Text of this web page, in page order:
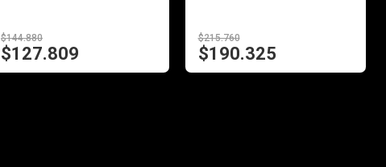
$144.880
$127.809
$215.760
$190.325